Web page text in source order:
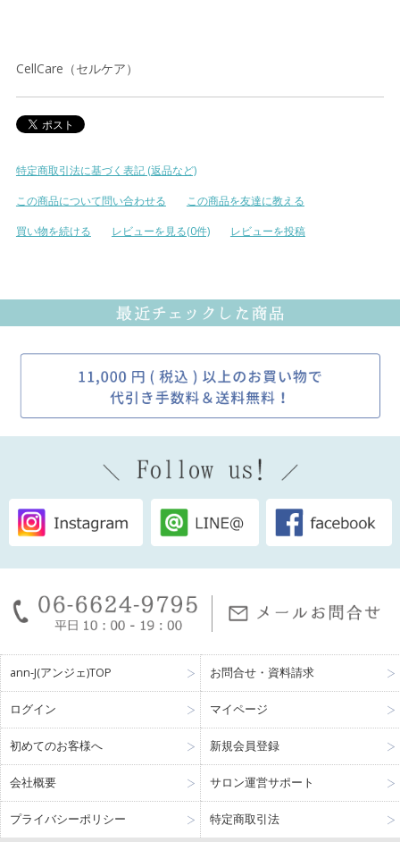
CellCare（セルケア）
特定商取引法に基づく表記 (返品など)
この商品について問い合わせる
この商品を友達に教える
買い物を続ける
レビューを見る(0件) レビューを投稿
ann-J(アンジェ)TOP お問合せ・資料請求
ログイン マイページ
初めてのお客様へ 新規会員登録
会社概要 サロン運営サポート
プライバシーポリシー 特定商取引法